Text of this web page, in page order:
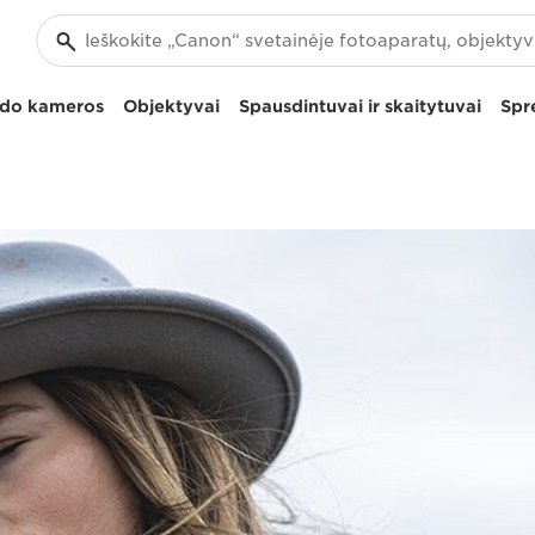
kameros Objektyvai Spausdintuvai ir skaitytuvai